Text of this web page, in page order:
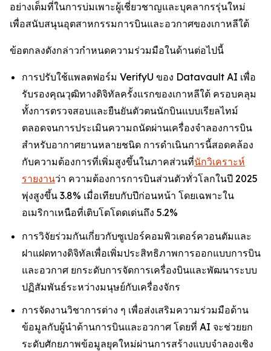
อย่างเต็มที่ในการบ่มเพาะผู้เชี่ยวชาญและบุคลากรรุ่นใหม่
เพื่อสนับสนุนอุตสาหกรรมการบินและอวกาศของเกาหลีใต้
ข้อตกลงดังกล่าวกำหนดความร่วมมือในด้านต่อไปนี้
การปรับใช้แพลตฟอร์ม VerifyU ของ Datavault AI เพื่อ
รับรองคุณวุฒิทางดิจิทัลครั้งแรกของเกาหลีใต้ ครอบคลุม
ทั้งการตรวจสอบและยืนยันตัวตนนักบินแบบเรียลไทม์
ตลอดจนการประเมินความถนัดผ่านเครื่องจำลองการบิน
สำหรับอากาศยานหลายชนิด การดำเนินการนี้สอดคล้อง
กับความต้องการที่เพิ่มสูงขึ้นในภาคส่วนที่นักวิเคราะห์
รายงานว่า ความต้องการการบินส่วนตัวทั่วโลกในปี 2025
พุ่งสูงขึ้น 3.8% เมื่อเทียบกับปีก่อนหน้า โดยเฉพาะใน
อเมริกาเหนือที่เติบโตโดดเด่นถึง 5.2%
การวิจัยร่วมกันเกี่ยวกับซูเปอร์คอมพิวเตอร์ควอนตัมและ
ฝาแฝดทางดิจิทัลเพื่อเพิ่มประสิทธิภาพการออกแบบการบิน
และอวกาศ ยกระดับการจัดการเครื่องบินและพัฒนาระบบ
ปฏิสัมพันธ์ระหว่างมนุษย์กับเครื่องจักร
การจัดงานวิชาการต่าง ๆ เพื่อส่งเสริมความร่วมมือด้าน
ข้อมูลกับผู้นำด้านการบินและอวกาศ โดยที่ AI จะช่วยยก
ระดับศักยภาพข้อมูลยุคใหม่ผ่านการสร้างแบบจำลองเชิง